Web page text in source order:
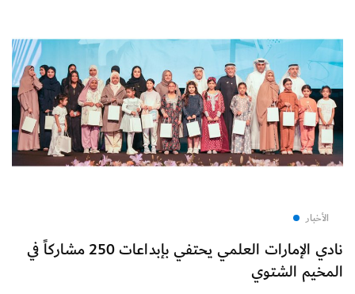
الأخبار
نادي الإمارات العلمي يحتفي بإبداعات 250 مشاركاً في
المخيم الشتوي